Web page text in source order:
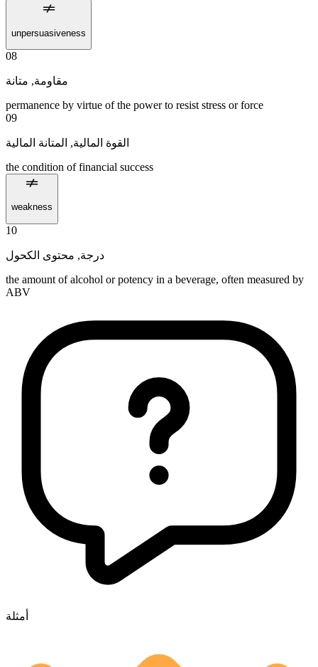
unpersuasiveness
08
مقاومة, متانة
permanence by virtue of the power to resist stress or force
09
القوة المالية, المتانة المالية
the condition of financial success
weakness
10
درجة, محتوى الكحول
the amount of alcohol or potency in a beverage, often measured by
ABV
أمثلة